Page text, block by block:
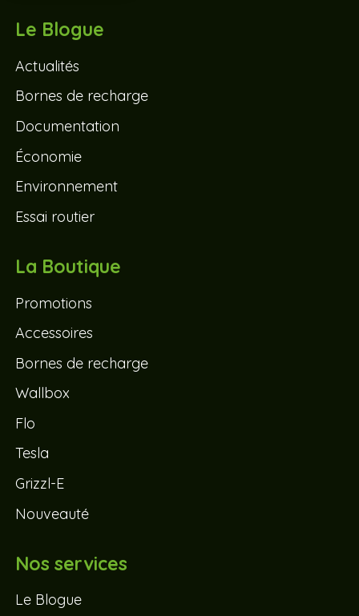
Le Blogue
Actualités
Bornes de recharge
Documentation
Économie
Environnement
Essai routier
La Boutique
Promotions
Accessoires
Bornes de recharge
Wallbox
Flo
Tesla
Grizzl-E
Nouveauté
Nos services
Le Blogue